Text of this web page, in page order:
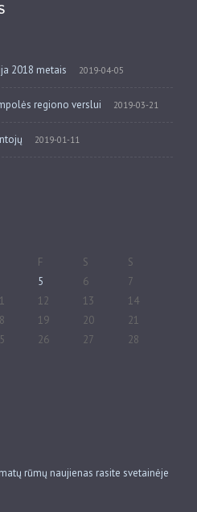
2018 metais 2019-04-05
regiono verslui 2019-03-21
2019-01-11
F S S
5 6
7
12 13
14
19 20
21
26 27
28
rūmų naujienas rasite svetainėje